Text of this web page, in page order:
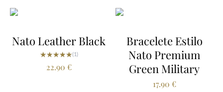
Nato Leather Black
★★★★★
★★★★★(1)
22.90 €
Bracelete Estilo
Nato Premium
Green Military
17.90 €